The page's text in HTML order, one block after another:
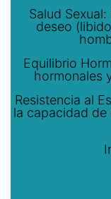
Salud
deseo
Equilibrio
hormonales
Resistencia al
la capacidad de